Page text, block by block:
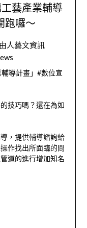
藝產業輔導
跑囉～
人藝文資訊
導計畫」#數位宣
技巧嗎？還在為如
，提供輔導諮詢給
作找出所面臨的問
道的進行增加知名